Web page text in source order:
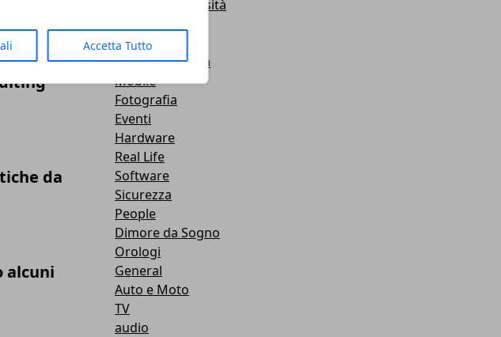
Accetta Tutto
da
alcuni
Gadget e Curiosità
Internet
Senza categoria
Mobile
Fotografia
Eventi
Hardware
Real Life
Software
Sicurezza
People
Dimore da Sogno
Orologi
General
Auto e Moto
TV
audio